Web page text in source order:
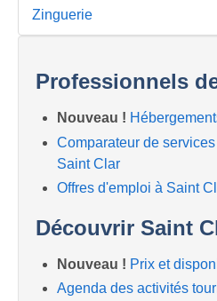
Zinguerie
Professionnels
Nouveau !
Comparateur de
Saint Clar
Offres d'emploi à Saint
Découvrir Saint
Nouveau ! Prix et
Agenda des activités